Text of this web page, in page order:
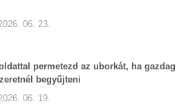
06. 23.
permetezd az uborkát, ha gazdag
begyűjteni
06. 19.